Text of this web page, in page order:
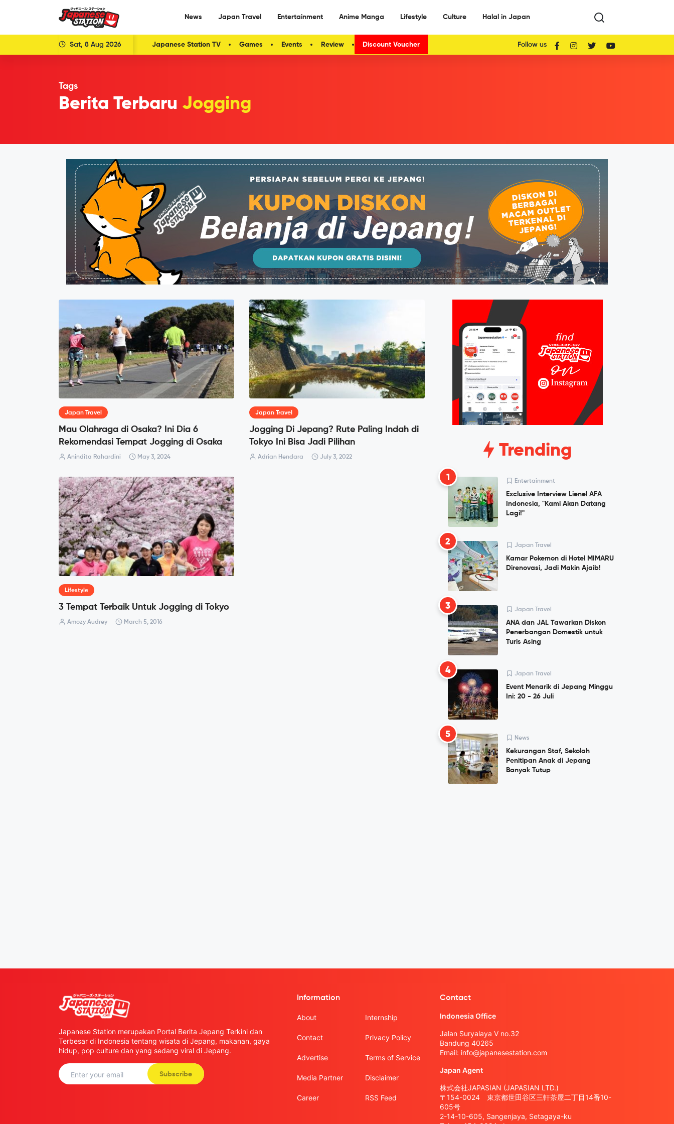
News Japan Travel Entertainment Anime Manga Lifestyle Culture Halal in Japan
Sat, 8 Aug 2026 Japanese Station TV Games Events Review Discount Voucher Follow us
Tags
Berita Terbaru Jogging
Japan Travel
Mau Olahraga di Osaka? Ini Dia 6
Rekomendasi Tempat Jogging di Osaka
Anindita Rahardini May 3, 2024
Japan Travel
Jogging Di Jepang? Rute Paling Indah di
Tokyo Ini Bisa Jadi Pilihan
Adrian Hendara July 3, 2022
Lifestyle
3 Tempat Terbaik Untuk Jogging di Tokyo
Amozy Audrey March 5, 2016
Trending
1 Entertainment
Exclusive Interview Lienel AFA
Indonesia, "Kami Akan Datang
Lagi!"
2 Japan Travel
Kamar Pokemon di Hotel MIMARU
Direnovasi, Jadi Makin Ajaib!
3 Japan Travel
ANA dan JAL Tawarkan Diskon
Penerbangan Domestik untuk
Turis Asing
4 Japan Travel
Event Menarik di Jepang Minggu
Ini: 20 - 26 Juli
5 News
Kekurangan Staf, Sekolah
Penitipan Anak di Jepang
Banyak Tutup
Japanese Station merupakan Portal Berita Jepang Terkini dan
Terbesar di Indonesia tentang wisata di Jepang, makanan, gaya
hidup, pop culture dan yang sedang viral di Jepang.
Subscribe
Information
About
Contact
Advertise
Media Partner
Career
Internship
Privacy Policy
Terms of Service
Disclaimer
RSS Feed
Contact
Indonesia Office
Jalan Suryalaya V no.32
Bandung 40265
Email: info@japanesestation.com
Japan Agent
株式会社JAPASIAN (JAPASIAN LTD.)
〒154-0024 東京都世田谷区三軒茶屋二丁目14番10-
605号
2-14-10-605, Sangenjaya, Setagaya-ku